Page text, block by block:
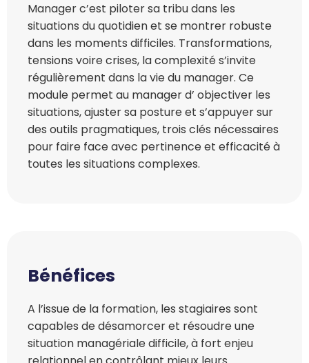
Manager c’est piloter sa tribu dans les
situations du quotidien et se montrer robuste
dans les moments difficiles. Transformations,
tensions voire crises, la complexité s’invite
régulièrement dans la vie du manager. Ce
module permet au manager d’ objectiver les
situations, ajuster sa posture et s’appuyer sur
des outils pragmatiques, trois clés nécessaires
pour faire face avec pertinence et efficacité à
toutes les situations complexes.
Bénéfices
A l’issue de la formation, les stagiaires sont
capables de désamorcer et résoudre une
situation managériale difficile, à fort enjeu